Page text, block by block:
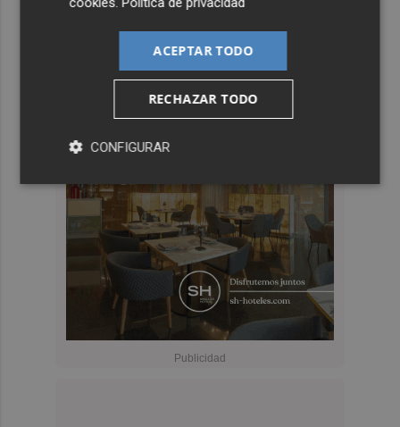
ACEPTAR TODO
RECHAZAR TODO
CONFIGURAR